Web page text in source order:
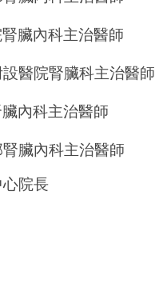
臟內科主治醫師
醫院腎臟科主治醫師
內科主治醫師
臟內科主治醫師
院長